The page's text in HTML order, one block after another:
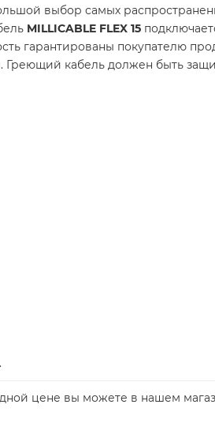
выбор самых
MILLICABLE FLEX 15
гарантированы покупателю
кабель должен быть
цене вы можете в нашем